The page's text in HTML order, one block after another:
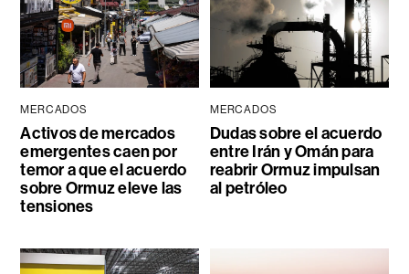
MERCADOS
Activos de mercados
emergentes caen por
temor a que el acuerdo
sobre Ormuz eleve las
tensiones
MERCADOS
Dudas sobre el acuerdo
entre Irán y Omán para
reabrir Ormuz impulsan
al petróleo